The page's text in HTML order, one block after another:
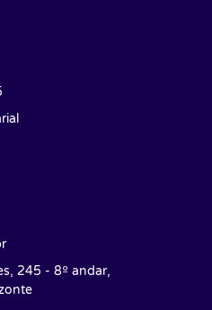
245 - 8º andar,